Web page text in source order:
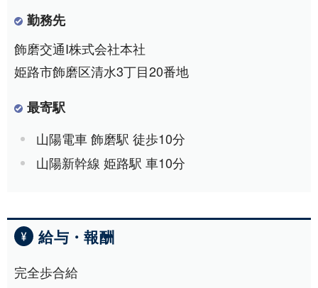
勤務先
飾磨交通I株式会社本社
姫路市飾磨区清水3丁目20番地
最寄駅
山陽電車 飾磨駅 徒歩10分
山陽新幹線 姫路駅 車10分
給与・報酬
完全歩合給